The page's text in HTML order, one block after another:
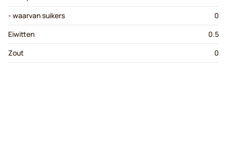
- waarvan suikers
0
Eiwitten
0.5
Zout
0